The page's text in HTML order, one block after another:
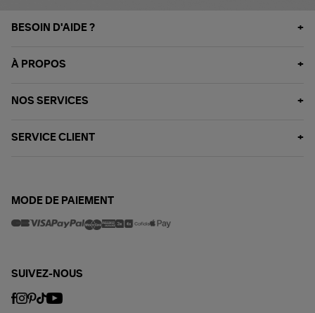
BESOIN D'AIDE ?
À PROPOS
NOS SERVICES
SERVICE CLIENT
MODE DE PAIEMENT
SUIVEZ-NOUS